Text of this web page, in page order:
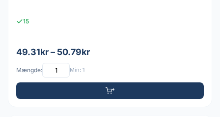
15
49.31kr – 50.79kr
Mængde: Min: 1